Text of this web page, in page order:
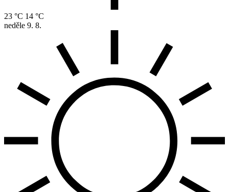
23 °C 14 °C
neděle 9. 8.